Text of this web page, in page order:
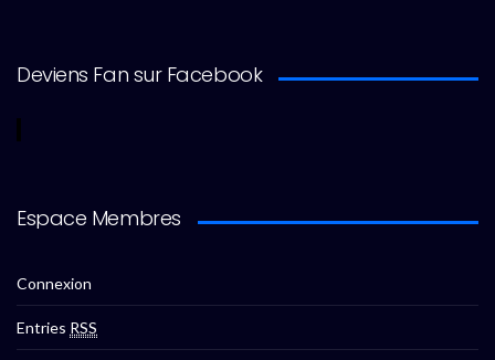
Deviens Fan sur Facebook
Espace Membres
Connexion
Entries RSS